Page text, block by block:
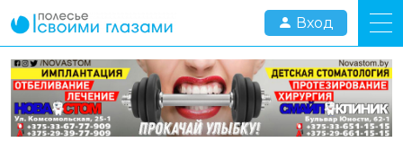
Вход